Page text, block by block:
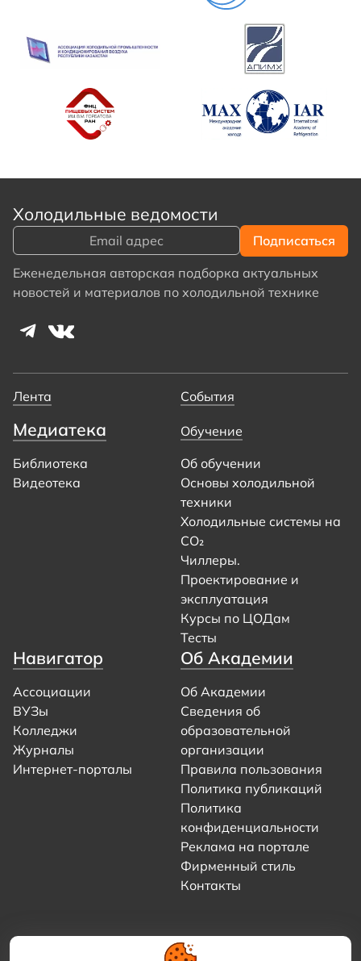
Холодильные ведомости
Еженедельная авторская подборка актуальных
новостей и материалов по холодильной технике
Лента События
Медиатека
Библиотека
Видеотека
Обучение
Об обучении
Основы холодильной
техники
Холодильные системы на
CO₂
Чиллеры.
Проектирование и
эксплуатация
Курсы по ЦОДам
Тесты
Навигатор
Ассоциации
ВУЗы
Колледжи
Журналы
Интернет-порталы
Об Академии
Об Академии
Сведения об
образовательной
организации
Правила пользования
Политика публикаций
Политика
конфиденциальности
Реклама на портале
Фирменный стиль
Контакты